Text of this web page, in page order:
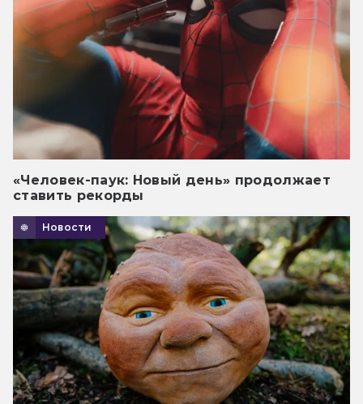
«Человек-паук: Новый день» продолжает
ставить рекорды
Новости